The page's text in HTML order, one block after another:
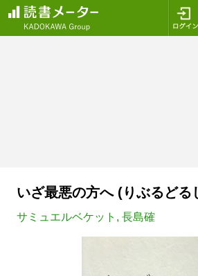
いざ最悪の方へ (りぶるどる
サミュエルベケット , 長島確